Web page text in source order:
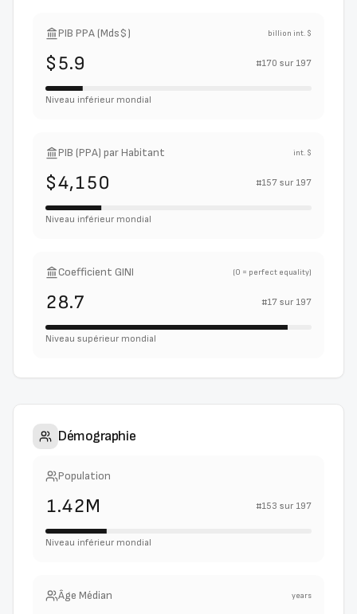
PIB PPA (Mds$) billion int. $
$5.9 #170 sur 197
Niveau inférieur mondial
PIB (PPA) par Habitant int. $
$4,150 #157 sur 197
Niveau inférieur mondial
Coefficient GINI (0 = perfect equality)
28.7 #17 sur 197
Niveau supérieur mondial
Démographie
Population
1.42M #153 sur 197
Niveau inférieur mondial
Âge Médian years